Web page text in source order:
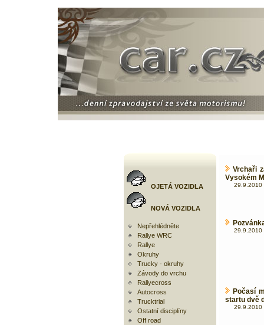
OJETÁ VOZIDLA
NOVÁ VOZIDLA
Nepřehlédněte
Rallye WRC
Rallye
Okruhy
Trucky - okruhy
Závody do vrchu
Rallyecross
Autocross
Trucktrial
Ostatní disciplíny
Off road
Vrchaři
Vysokém
29.9.2010
29.9.2010
Počasí
startu dvě
29.9.2010